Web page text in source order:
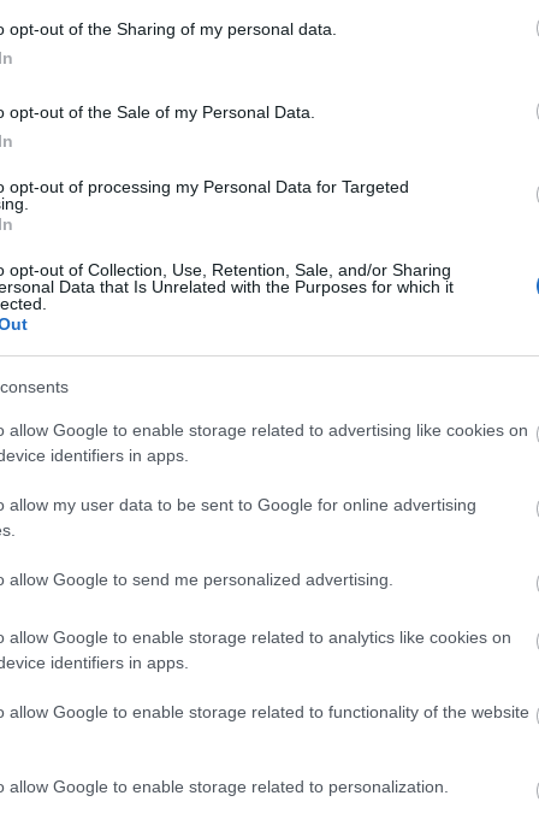
opt-out of the Sharing of my personal data.
opt-out of the Sale of my Personal Data.
opt-out of processing my Personal Data for Targeted
opt-out of Collection, Use, Retention, Sale, and/or Sharing
Data that Is Unrelated with the Purposes for which it
allow Google to enable storage related to advertising like cookies on
identifiers in apps.
allow my user data to be sent to Google for online advertising
allow Google to send me personalized advertising.
allow Google to enable storage related to analytics like cookies on
identifiers in apps.
allow Google to enable storage related to functionality of the website
allow Google to enable storage related to personalization.
περισσότερες από 274 φωτογραφίες από την περίοδο
τεράστια διεθνή αναγνώριση με συναυλίες σε
Μαϊάμι και Ουάσιγκτον και τον κόσμο να τους
ΤΩΡΑ
ζώδια είναι συνήθως κολλημένα στη μαμά τους
να καθαρίζεις κάθε εβδομάδα